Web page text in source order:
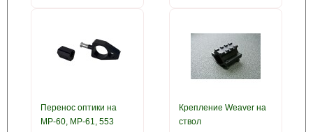
Перенос оптики на
МР-60, МР-61, 553
Крепление Weaver на
ствол